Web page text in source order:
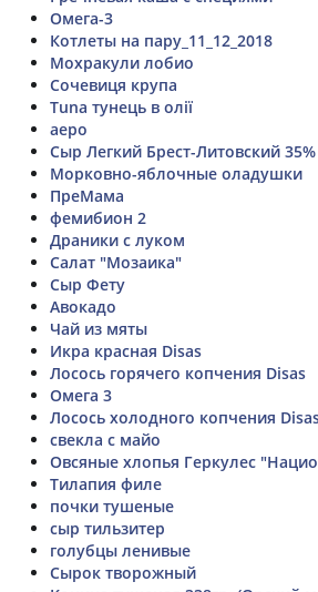
Омега-3
Котлеты на пару_11_12_2018
Мохракули лобио
Сочевиця крупа
Tuna тунець в олії
аеро
Сыр Легкий Брест-Литовский 35%
Морковно-яблочные оладушки
ПреМама
фемибион 2
Драники с луком
Салат "Мозаика"
Сыр Фету
Авокадо
Чай из мяты
Икра красная Disas
Лосось горячего копчения Disas
Омега 3
Лосось холодного копчения
свекла с майо
Овсяные хлопья Геркулес
Тилапия филе
почки тушеные
сыр тильзитер
голубцы ленивые
Сырок творожный